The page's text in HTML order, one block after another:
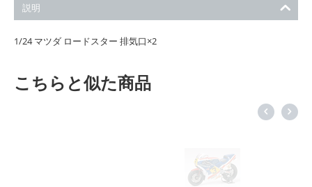
説明
1/24 マツダ ロードスター 排気口×2
こちらと似た商品